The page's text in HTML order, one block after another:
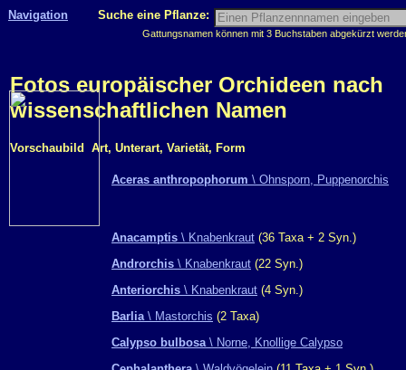
Navigation Suche eine Pflanze:
Gattungsnamen können mit 3 Buchstaben abgekürzt
Fotos europäischer Orchideen nach
wissenschaftlichen Namen
Vorschaubild Art, Unterart, Varietät, Form
Aceras anthropophorum \ Ohnsporn, Puppenorchis
Anacamptis \ Knabenkraut (36 Taxa + 2 Syn.)
Androrchis \ Knabenkraut (22 Syn.)
Anteriorchis \ Knabenkraut (4 Syn.)
Barlia \ Mastorchis (2 Taxa)
Calypso bulbosa \ Norne, Knollige Calypso